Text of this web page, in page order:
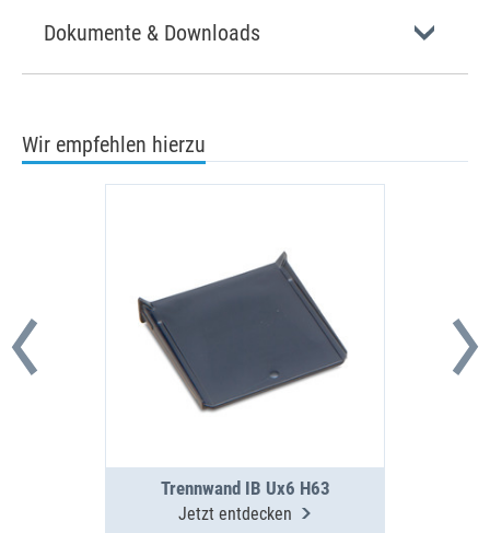
Dokumente & Downloads
Wir empfehlen hierzu
Trennwand IB Ux6 H63
Jetzt entdecken